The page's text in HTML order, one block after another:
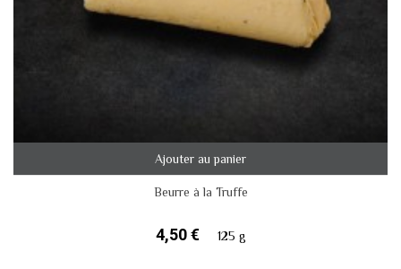
Ajouter au panier
Beurre à la Truffe
4,50 € 125 g